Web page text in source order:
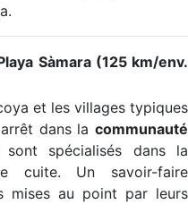
Sàmara (125 km/env.
et les villages typiques
dans lacommunauté
spécialisés dans la
cuite. Un savoir-faire
mises au point par leurs